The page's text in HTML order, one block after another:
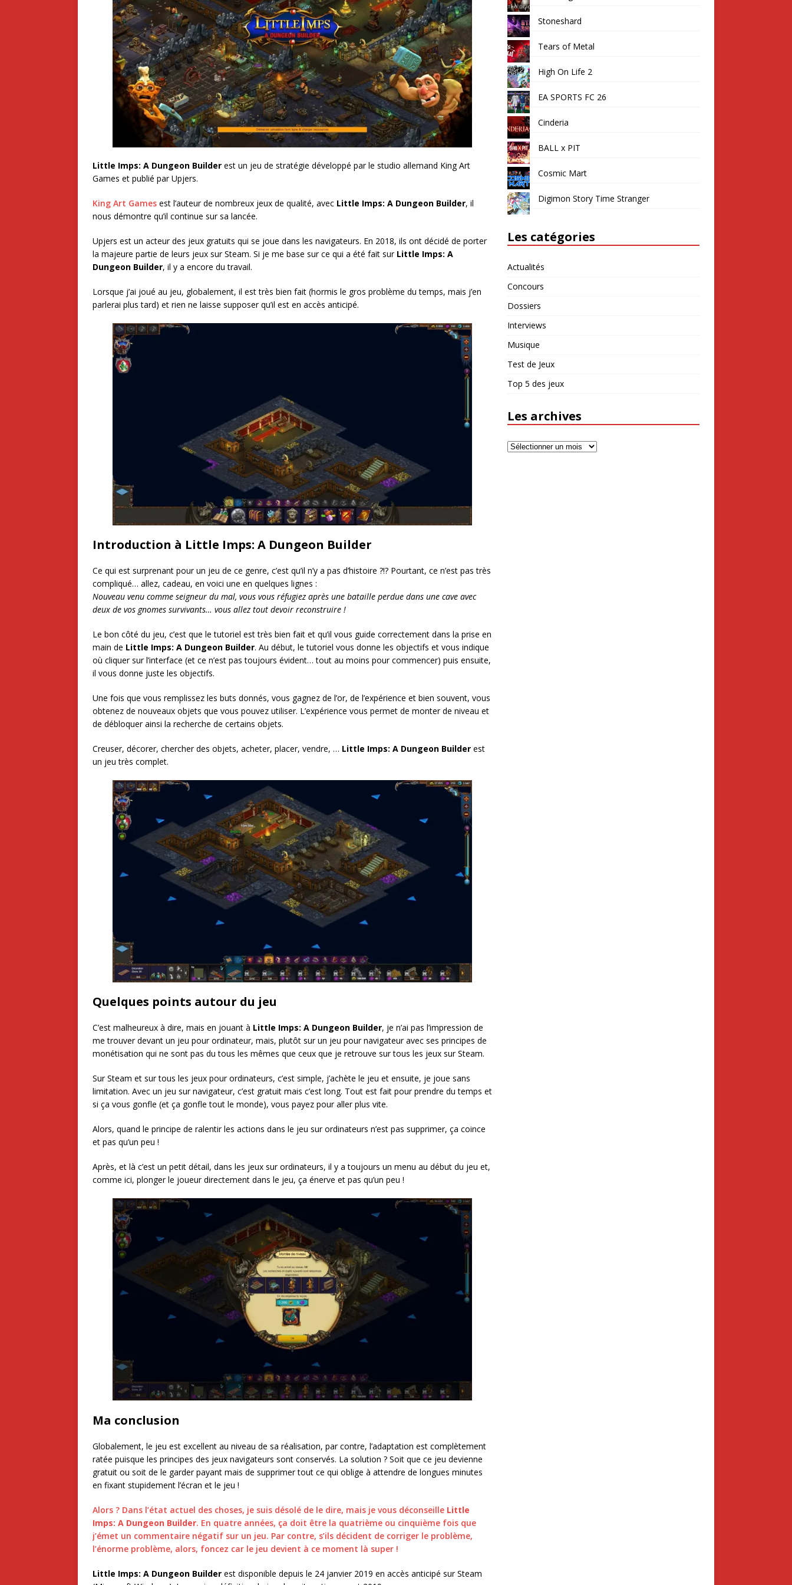
Little Imps: A Dungeon Builder est un jeu de stratégie développé par le studio allemand King Art
Games et publié par Upjers.
King Art Games est l’auteur de nombreux jeux de qualité, avec Little Imps: A Dungeon Builder, il
nous démontre qu’il continue sur sa lancée.
Upjers est un acteur des jeux gratuits qui se joue dans les navigateurs. En 2018, ils ont décidé de porter
la majeure partie de leurs jeux sur Steam. Si je me base sur ce qui a été fait sur Little Imps: A
Dungeon Builder, il y a encore du travail.
Lorsque j’ai joué au jeu, globalement, il est très bien fait (hormis le gros problème du temps, mais j’en
parlerai plus tard) et rien ne laisse supposer qu’il est en accès anticipé.
Introduction à Little Imps: A Dungeon Builder
Ce qui est surprenant pour un jeu de ce genre, c’est qu’il n’y a pas d’histoire ?!? Pourtant, ce n’est pas très
compliqué… allez, cadeau, en voici une en quelques lignes :
Nouveau venu comme seigneur du mal, vous vous réfugiez après une bataille perdue dans une cave avec
deux de vos gnomes survivants… vous allez tout devoir reconstruire !
Le bon côté du jeu, c’est que le tutoriel est très bien fait et qu’il vous guide correctement dans la prise en
main de Little Imps: A Dungeon Builder. Au début, le tutoriel vous donne les objectifs et vous indique
où cliquer sur l’interface (et ce n’est pas toujours évident… tout au moins pour commencer) puis ensuite,
il vous donne juste les objectifs.
Une fois que vous remplissez les buts donnés, vous gagnez de l’or, de l’expérience et bien souvent, vous
obtenez de nouveaux objets que vous pouvez utiliser. L’expérience vous permet de monter de niveau et
de débloquer ainsi la recherche de certains objets.
Creuser, décorer, chercher des objets, acheter, placer, vendre, … Little Imps: A Dungeon Builder est
un jeu très complet.
Quelques points autour du jeu
C’est malheureux à dire, mais en jouant à Little Imps: A Dungeon Builder, je n’ai pas l’impression de
me trouver devant un jeu pour ordinateur, mais, plutôt sur un jeu pour navigateur avec ses principes de
monétisation qui ne sont pas du tous les mêmes que ceux que je retrouve sur tous les jeux sur Steam.
Sur Steam et sur tous les jeux pour ordinateurs, c’est simple, j’achète le jeu et ensuite, je joue sans
limitation. Avec un jeu sur navigateur, c’est gratuit mais c’est long. Tout est fait pour prendre du temps et
si ça vous gonfle (et ça gonfle tout le monde), vous payez pour aller plus vite.
Alors, quand le principe de ralentir les actions dans le jeu sur ordinateurs n’est pas supprimer, ça coince
et pas qu’un peu !
Après, et là c’est un petit détail, dans les jeux sur ordinateurs, il y a toujours un menu au début du jeu et,
comme ici, plonger le joueur directement dans le jeu, ça énerve et pas qu’un peu !
Ma conclusion
Globalement, le jeu est excellent au niveau de sa réalisation, par contre, l’adaptation est complètement
ratée puisque les principes des jeux navigateurs sont conservés. La solution ? Soit que ce jeu devienne
gratuit ou soit de le garder payant mais de supprimer tout ce qui oblige à attendre de longues minutes
en fixant stupidement l’écran et le jeu !
Alors ? Dans l’état actuel des choses, je suis désolé de le dire, mais je vous déconseille Little
Imps: A Dungeon Builder. En quatre années, ça doit être la quatrième ou cinquième fois que
j’émet un commentaire négatif sur un jeu. Par contre, s’ils décident de corriger le problème,
l’énorme problème, alors, foncez car le jeu devient à ce moment là super !
Little Imps: A Dungeon Builder est disponible depuis le 24 janvier 2019 en accès anticipé sur Steam
Stoneshard
Tears of Metal
High On Life 2
EA SPORTS FC 26
Cinderia
BALL x PIT
Cosmic Mart
Digimon Story Time Stranger
Les catégories
Actualités
Concours
Dossiers
Interviews
Musique
Test de Jeux
Top 5 des jeux
Les archives